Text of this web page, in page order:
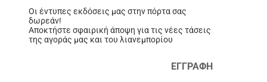
Οι έντυπες εκδόσεις μας στην πόρτα σας
δωρεάν!
Αποκτήστε σφαιρική άποψη για τις νέες τάσεις
της αγοράς μας και του λιανεμπορίου
ΕΓΓΡΑΦΗ